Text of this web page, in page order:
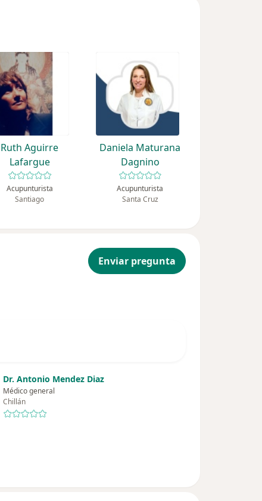
Ruth Aguirre
Lafargue
Acupunturista
Santiago
Daniela Maturana
Dagnino
Acupunturista
Santa Cruz
Enviar pregunta
Dr. Antonio Mendez Diaz
Médico general
Chillán